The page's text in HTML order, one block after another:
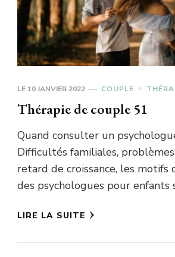
LE 10 JANVIER 2022 COUPLE
Thérapie de couple 51
Quand consulter un
Difficultés familiales,
retard de croissance, les motifs
des psychologues pour enfants
LIRE LA SUITE